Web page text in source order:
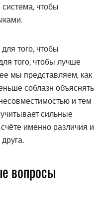
чтобы
того, чтобы
того, чтобы лучше
мы представляем, как
соблазн объяснять
и тем
сильные
именно различия и
вопросы